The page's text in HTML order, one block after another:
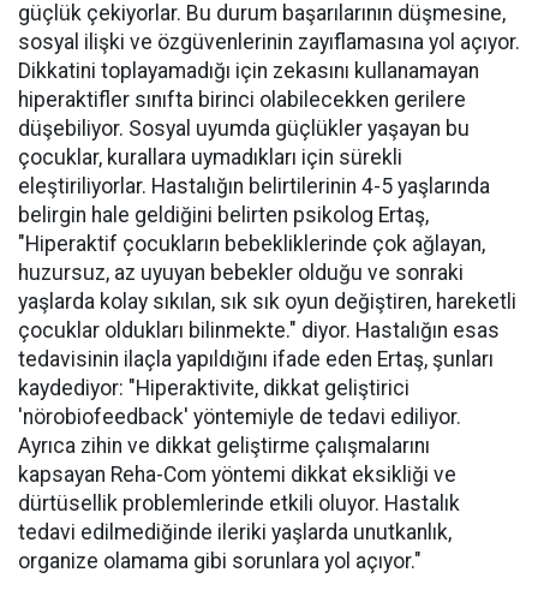
güçlük çekiyorlar. Bu durum başarılarının düşmesine,
sosyal ilişki ve özgüvenlerinin zayıflamasına yol açıyor.
Dikkatini toplayamadığı için zekasını kullanamayan
hiperaktifler sınıfta birinci olabilecekken gerilere
düşebiliyor. Sosyal uyumda güçlükler yaşayan bu
çocuklar, kurallara uymadıkları için sürekli
eleştiriliyorlar. Hastalığın belirtilerinin 4-5 yaşlarında
belirgin hale geldiğini belirten psikolog Ertaş,
"Hiperaktif çocukların bebekliklerinde çok ağlayan,
huzursuz, az uyuyan bebekler olduğu ve sonraki
yaşlarda kolay sıkılan, sık sık oyun değiştiren, hareketli
çocuklar oldukları bilinmekte." diyor. Hastalığın esas
tedavisinin ilaçla yapıldığını ifade eden Ertaş, şunları
kaydediyor: "Hiperaktivite, dikkat geliştirici
'nörobiofeedback' yöntemiyle de tedavi ediliyor.
Ayrıca zihin ve dikkat geliştirme çalışmalarını
kapsayan Reha-Com yöntemi dikkat eksikliği ve
dürtüsellik problemlerinde etkili oluyor. Hastalık
tedavi edilmediğinde ileriki yaşlarda unutkanlık,
organize olamama gibi sorunlara yol açıyor."